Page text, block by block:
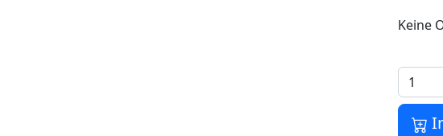
Keine